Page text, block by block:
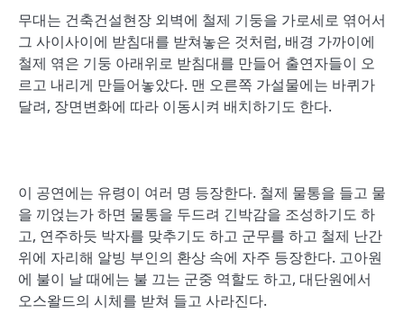
무대는 건축건설현장 외벽에 철제 기둥을 가로세로 엮어서
그 사이사이에 받침대를 받쳐놓은 것처럼, 배경 가까이에
철제 엮은 기둥 아래위로 받침대를 만들어 출연자들이 오
르고 내리게 만들어놓았다. 맨 오른쪽 가설물에는 바퀴가
달려, 장면변화에 따라 이동시켜 배치하기도 한다.
이 공연에는 유령이 여러 명 등장한다. 철제 물통을 들고 물
을 끼얹는가 하면 물통을 두드려 긴박감을 조성하기도 하
고, 연주하듯 박자를 맞추기도 하고 군무를 하고 철제 난간
위에 자리해 알빙 부인의 환상 속에 자주 등장한다. 고아원
에 불이 날 때에는 불 끄는 군중 역할도 하고, 대단원에서
오스왈드의 시체를 받쳐 들고 사라진다.